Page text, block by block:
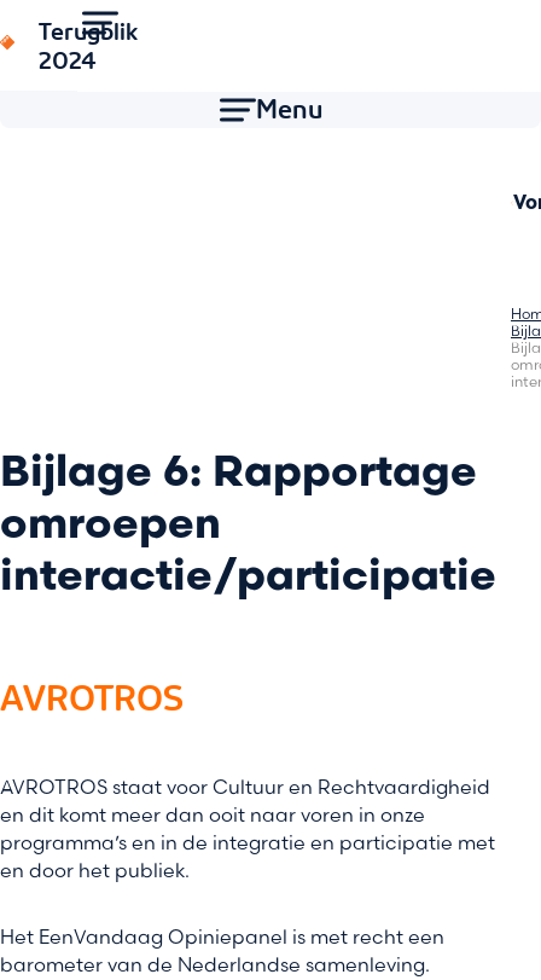
Menu
Bijlage 6: Rapportage
omroepen
interactie/participatie
AVROTROS
AVROTROS staat voor Cultuur en Rechtvaardigheid
en dit komt meer dan ooit naar voren in onze
programma’s en in de integratie en participatie met
en door het publiek.
Het EenVandaag Opiniepanel is met recht een
barometer van de Nederlandse samenleving.
Terugblik
2024